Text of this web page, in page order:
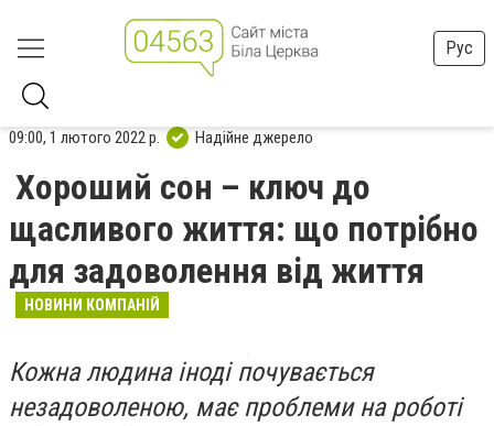
Рус
09:00, 1 лютого 2022 р. Надійне джерело
Хороший сон – ключ до
щасливого життя: що потрібно
для задоволення від життя
НОВИНИ КОМПАНІЙ
Кожна людина іноді почувається
незадоволеною, має проблеми на роботі